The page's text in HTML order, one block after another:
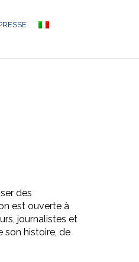
des
est ouverte à
journalistes et
son histoire, de